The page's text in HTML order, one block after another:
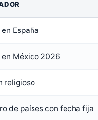
en España
en México 2026
religioso
de países con fecha fija